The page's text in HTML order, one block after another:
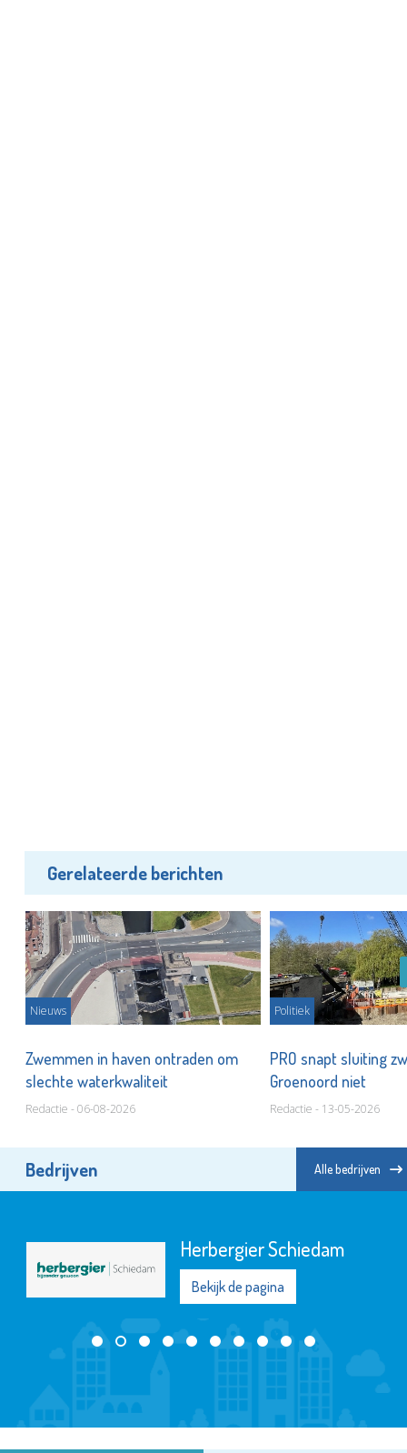
Gerelateerde berichten
Nieuws
Zwemmen in haven ontraden om
slechte waterkwaliteit
Redactie - 06-08-2026
Politiek
PRO snapt sluiting
Groenoord niet
Redactie - 13-05-2026
Bedrijven Alle bedrijven
Open Art Exchange
Bekijk de pagina